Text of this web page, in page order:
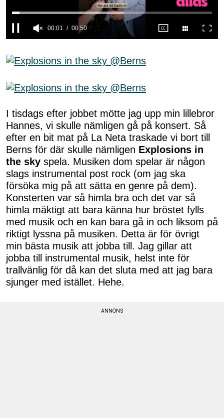
of
50
00:02 00:50
I tisdags efter jobbet mötte jag upp min lillebror
Hannes, vi skulle nämligen gå på konsert. Så
efter en bit mat på La Neta traskade vi bort till
Berns för där skulle nämligen Explosions in
the sky spela. Musiken dom spelar är någon
slags instrumental post rock (om jag ska
försöka mig på att sätta en genre på dem).
Konsterten var så himla bra och det var så
himla mäktigt att bara känna hur bröstet fylls
med musik och en kan bara gå in och liksom på
riktigt lyssna på musiken. Detta är för övrigt
min bästa musik att jobba till. Jag gillar att
jobba till instrumental musik, helst inte för
trallvänlig för då kan det sluta med att jag bara
sjunger med istället. Hehe.